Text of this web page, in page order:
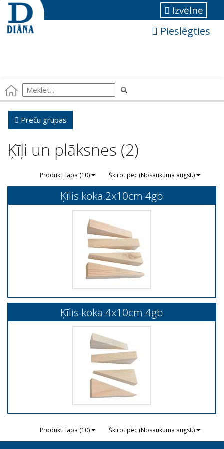
Izvēlne
Pieslēgties
Preču grupas
Ķīļi un plāksnes (2)
Produkti lapā (10) Škirot pēc (Nosaukuma augst.)
Ķīlis koka 2x10cm 4gb
Ķīlis koka 4x10cm 4gb
Produkti lapā (10) Škirot pēc (Nosaukuma augst.)